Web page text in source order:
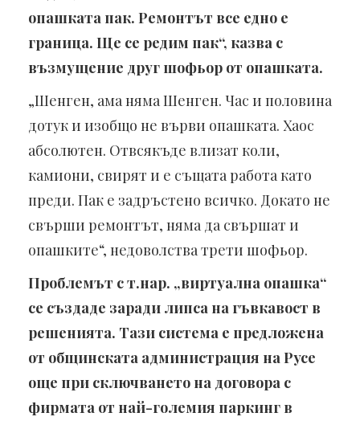
опашката пак. Ремонтът все едно е
граница. Ще се редим пак“, казва с
възмущение друг шофьор от опашката.
„Шенген, ама няма Шенген. Час и половина
дотук и изобщо не върви опашката. Хаос
абсолютен. Отвсякъде влизат коли,
камиони, свирят и е същата работа като
преди. Пак е задръстено всичко. Докато не
свърши ремонтът, няма да свършат и
опашките“, недоволства трети шофьор.
Проблемът с т.нар. „виртуална опашка“
се създаде заради липса на гъвкавост в
решенията. Тази система е предложена
от общинската администрация на Русе
още при сключването на договора с
фирмата от най-големия паркинг в